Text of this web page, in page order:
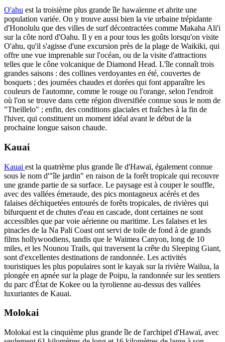
O'ahu est la troisième plus grande île hawaïenne et abrite une
population variée. On y trouve aussi bien la vie urbaine trépidante
d'Honolulu que des villes de surf décontractées comme Makaha Ali'i
sur la côte nord d'Oahu. Il y en a pour tous les goûts lorsqu'on visite
O'ahu, qu'il s'agisse d'une excursion près de la plage de Waikiki, qui
offre une vue imprenable sur l'océan, ou de la visite d'attractions
telles que le cône volcanique de Diamond Head. L'île connaît trois
grandes saisons : des collines verdoyantes en été, couvertes de
bosquets ; des journées chaudes et dorées qui font apparaître les
couleurs de l'automne, comme le rouge ou l'orange, selon l'endroit
où l'on se trouve dans cette région diversifiée connue sous le nom de
"Theillelo" ; enfin, des conditions glaciales et fraîches à la fin de
l'hiver, qui constituent un moment idéal avant le début de la
prochaine longue saison chaude.
Kauai
Kauai est la quatrième plus grande île d'Hawaï, également connue
sous le nom d'"île jardin" en raison de la forêt tropicale qui recouvre
une grande partie de sa surface. Le paysage est à couper le souffle,
avec des vallées émeraude, des pics montagneux acérés et des
falaises déchiquetées entourés de forêts tropicales, de rivières qui
bifurquent et de chutes d'eau en cascade, dont certaines ne sont
accessibles que par voie aérienne ou maritime. Les falaises et les
pinacles de la Na Pali Coast ont servi de toile de fond à de grands
films hollywoodiens, tandis que le Waimea Canyon, long de 10
miles, et les Nounou Trails, qui traversent la crête du Sleeping Giant,
sont d'excellentes destinations de randonnée. Les activités
touristiques les plus populaires sont le kayak sur la rivière Wailua, la
plongée en apnée sur la plage de Poipu, la randonnée sur les sentiers
du parc d'État de Kokee ou la tyrolienne au-dessus des vallées
luxuriantes de Kauai.
Molokai
Molokai est la cinquième plus grande île de l'archipel d'Hawaï, avec